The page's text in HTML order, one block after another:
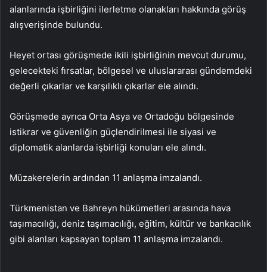
alanlarında işbirliğini ilerletme olanakları hakkında görüş
alışverişinde bulundu.
Heyet ortası görüşmede ikili işbirliğinin mevcut durumu,
gelecekteki fırsatlar, bölgesel ve uluslararası gündemdeki
değerli çıkarlar ve karşılıklı çıkarlar ele alındı.
Görüşmede ayrıca Orta Asya ve Ortadoğu bölgesinde
istikrar ve güvenliğin güçlendirilmesi ile siyasi ve
diplomatik alanlarda işbirliği konuları ele alındı.
Müzakerelerin ardından 11 anlaşma imzalandı.
Türkmenistan ve Bahreyn hükümetleri arasında hava
taşımacılığı, deniz taşımacılığı, eğitim, kültür ve bankacılık
gibi alanları kapsayan toplam 11 anlaşma imzalandı.